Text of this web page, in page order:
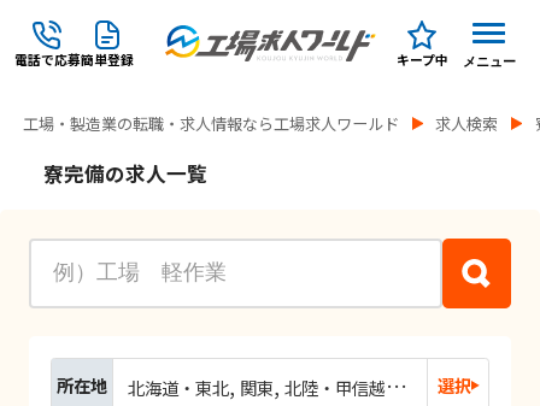
電話で応募簡単登録 キープ中 メニュー
工場・製造業の転職・求人情報なら工場求人ワールド 求人検索
寮完備の求人一覧
所在地 北海道・東北 関東 北陸・甲信越 東海 関西
選択